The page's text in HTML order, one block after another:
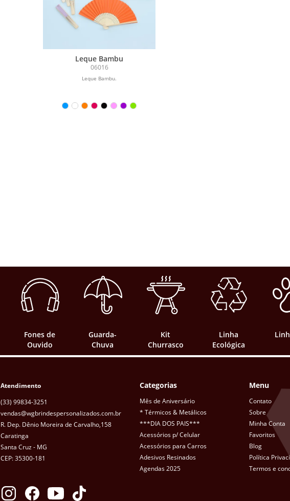
Leque Bambu
06016
Leque Bambu.
Fones de
Ouvido
Guarda-
Chuva
Kit
Churrasco
Linha
Ecológica
Atendimento
(33) 99834-3251
vendas@wgbrindespersonalizados.com.br
R. Dep. Dênio Moreira de Carvalho,158
Caratinga
Santa Cruz - MG
CEP: 35300-181
Categorias
Mês de Aniversário
* Térmicos & Metálicos
***DIA DOS PAIS***
Acessórios p/ Celular
Acessórios para Carros
Adesivos Resinados
Agendas 2025
Menu
Contato
Sobre
Minha Conta
Favoritos
Blog
Política
Termos e